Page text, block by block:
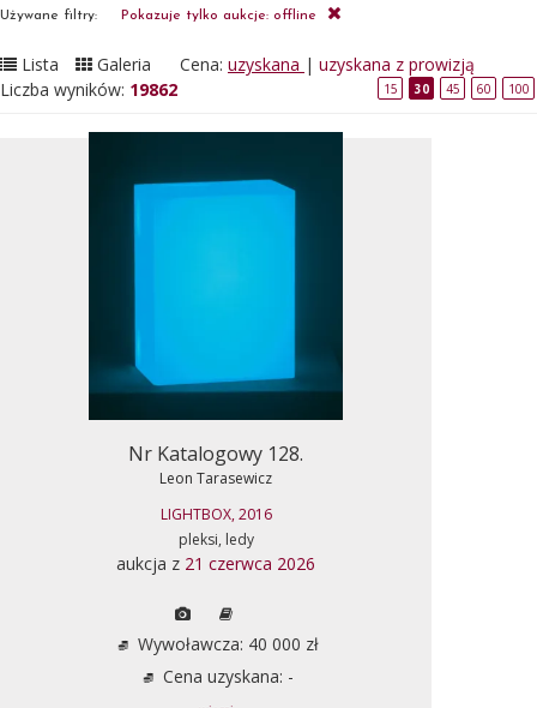
Używane filtry: Pokazuje tylko aukcje: offline
Lista Galeria Cena: uzyskana | uzyskana z prowizją
Liczba wyników: 19862 15 30 45 60 100
Nr Katalogowy 128.
Leon Tarasewicz
LIGHTBOX, 2016
pleksi, ledy
aukcja z 21 czerwca 2026
Wywoławcza: 40 000 zł
Cena uzyskana: -